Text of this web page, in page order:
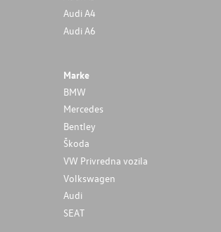
Audi A4
Audi A6
Marke
BMW
Mercedes
Bentley
Škoda
VW Privredna vozila
Volkswagen
Audi
SEAT